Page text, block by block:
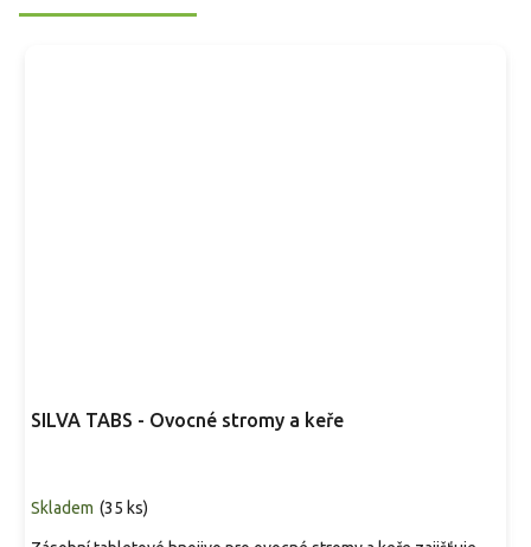
SILVA TABS - Ovocné stromy a keře
Skladem (35 ks)